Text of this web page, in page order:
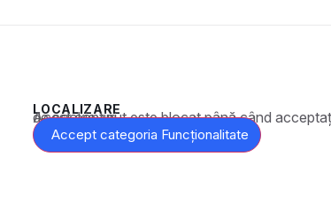
LOCALIZARE
Acest conținut este blocat până când acceptați categoria corespunzătoare de cookie-uri.
Accept categoria Funcționalitate